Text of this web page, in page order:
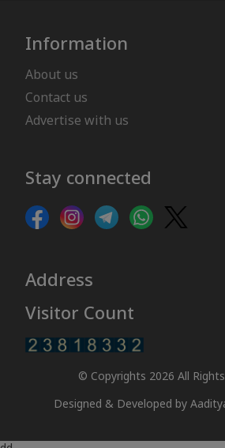
Information
About us
Contact us
Advertise with us
Stay connected
Address
Visitor Count
© Copyrights 2026 All
Designed & Developed by